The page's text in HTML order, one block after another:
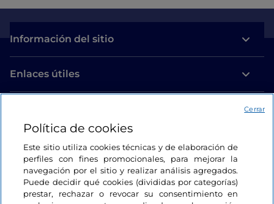
Información del sitio
Enlaces útiles
Estamos en contacto
Política de cookies
Este sitio utiliza cookies técnicas y de elaboración de
perfiles con fines promocionales, para mejorar la
navegación por el sitio y realizar análisis agregados.
Puede decidir qué cookies (divididas por categorías)
prestar, rechazar o revocar su consentimiento en
Cerrar